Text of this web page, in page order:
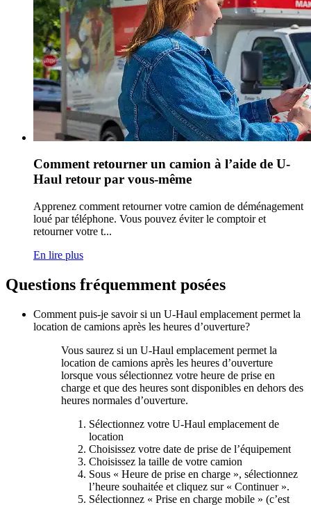
Comment retourner un camion à l’aide de U-
Haul retour par vous-même
Apprenez comment retourner votre camion de déménagement
loué par téléphone. Vous pouvez éviter le comptoir et
retourner votre t...
En lire plus
Questions fréquemment posées
Comment puis-je savoir si un U-Haul emplacement permet la
location de camions après les heures d’ouverture?
Vous saurez si un U-Haul emplacement permet la
location de camions après les heures d’ouverture
lorsque vous sélectionnez votre heure de prise en
charge et que des heures sont disponibles en dehors des
heures normales d’ouverture.
Sélectionnez votre U-Haul emplacement de
location
Choisissez votre date de prise de l’équipement
Choisissez la taille de votre camion
Sous « Heure de prise en charge », sélectionnez
l’heure souhaitée et cliquez sur « Continuer ».
Sélectionnez « Prise en charge mobile » (c’est